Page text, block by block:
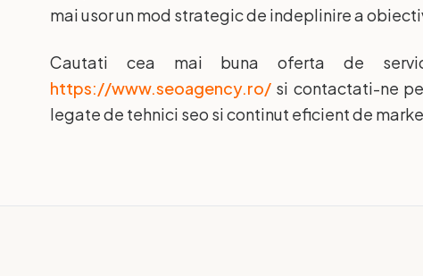
mai usor un mod strategic de indeplinire a
Cautati cea mai buna oferta de
https://www.seoagency.ro/ si contactati-ne
legate de tehnici seo si continut eficient de